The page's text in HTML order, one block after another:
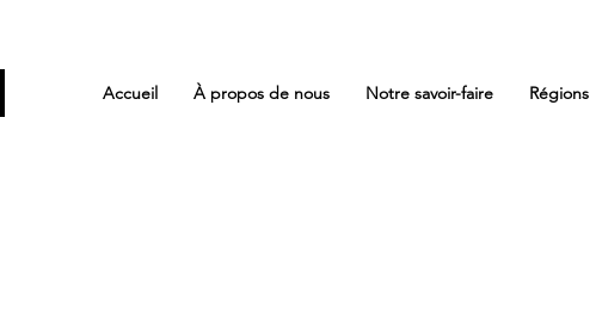
Accueil À propos de nous Notre savoir-faire Régions